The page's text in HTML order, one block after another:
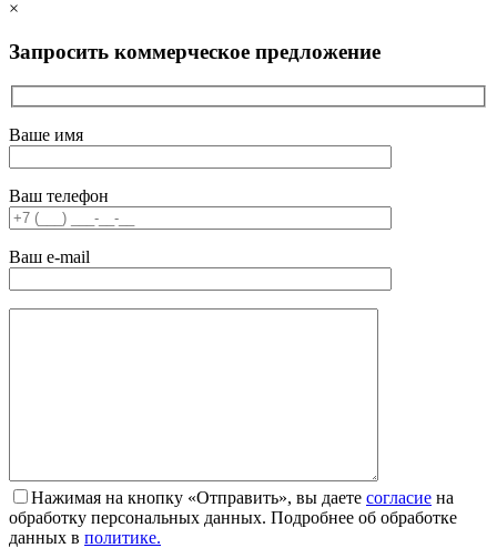
×
Запросить коммерческое предложение
Ваше имя
Ваш телефон
Ваш e-mail
Нажимая на кнопку «Отправить», вы даете согласие на
обработку персональных данных. Подробнее об обработке
данных в политике.